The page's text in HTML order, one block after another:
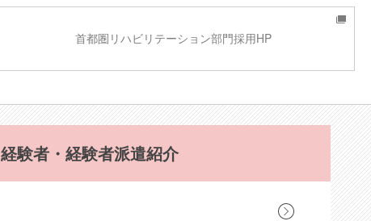
首都圏リハビリテーション部門採用HP
経験者・経験者派遣紹介